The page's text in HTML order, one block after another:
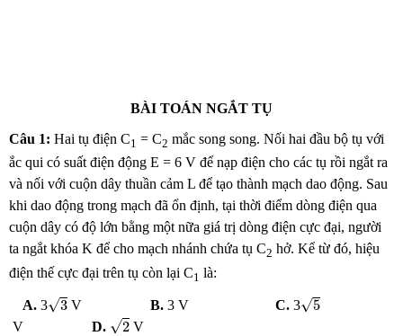
BÀI TOÁN NGẮT TỤ
Câu 1: Hai tụ điện C1 = C2 mắc song song. Nối hai đầu bộ tụ với
ắc qui có suất điện động E = 6 V để nạp điện cho các tụ rồi ngắt ra
và nối với cuộn dây thuần cảm L để tạo thành mạch dao động. Sau
khi dao động trong mạch đã ổn định, tại thời điểm dòng điện qua
cuộn dây có độ lớn bằng một nữa giá trị dòng điện cực đại, người
ta ngắt khóa K để cho mạch nhánh chứa tụ C2 hở. Kể từ đó, hiệu
điện thế cực đại trên tụ còn lại C1 là:
A. 3√3 V B. 3 V C. 3√5
V D. √2 V